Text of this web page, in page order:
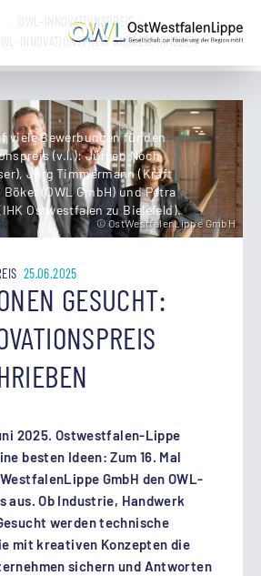
OWL-INNOVATIONSPREIS
INNOVATIONSPREIS AUSGESCHRIEBEN
viele Bewerbungen für den
(v.l.): Jürgen Noch
Jörg Timmermann (Kraft
(OWL GmbH) und Petra
Ostwestfalen zu Bielefeld).
© OstWestfalenLippe GmbH
25.06.2025
GESUCHT:
2025. Ostwestfalen-Lippe
besten Ideen: Zum 16. Mal
GmbH den OWL-
aus. Ob Industrie, Handwerk
werden technische
mit kreativen Konzepten die
sichern und Antworten